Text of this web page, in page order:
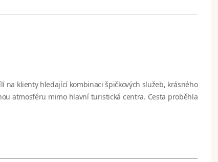
na klienty hledající kombinaci špičkových služeb, krásného
atmosféru mimo hlavní turistická centra. Cesta proběhla